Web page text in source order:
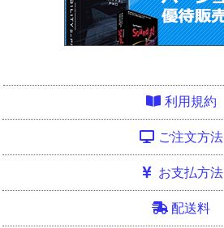
利用規約
ご注文方法
お支払方法
配送料